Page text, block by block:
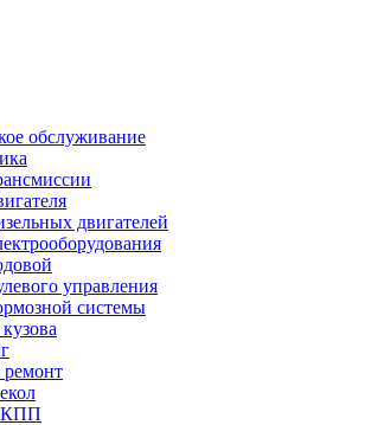
обслуживание
двигателей
управления
системы
ремонт